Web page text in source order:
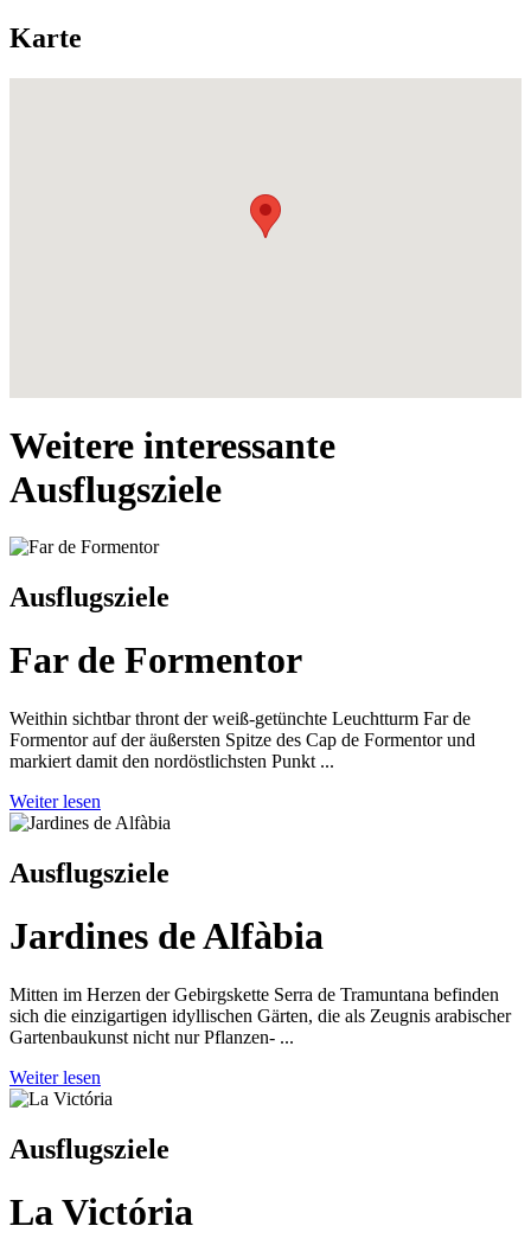
Karte
Weitere interessante
Ausflugsziele
Ausflugsziele
Far de Formentor
Weithin sichtbar thront der weiß-getünchte Leuchtturm Far de
Formentor auf der äußersten Spitze des Cap de Formentor und
markiert damit den nordöstlichsten Punkt ...
Weiter lesen
Ausflugsziele
Jardines de Alfàbia
Mitten im Herzen der Gebirgskette Serra de Tramuntana befinden
sich die einzigartigen idyllischen Gärten, die als Zeugnis arabischer
Gartenbaukunst nicht nur Pflanzen- ...
Weiter lesen
Ausflugsziele
La Victória